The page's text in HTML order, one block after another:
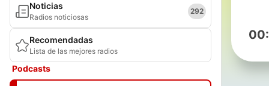
Noticias
Radios noticiosas
292
Recomendadas
Lista de las mejores radios
Podcasts